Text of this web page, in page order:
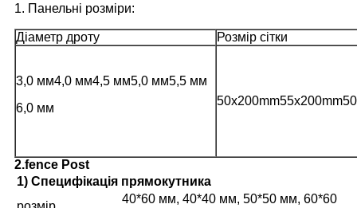
1. Панельні розміри:
Діаметр дроту Розмір сітки
3,0 мм4,0 мм4,5 мм5,0 мм5,5 мм
6,0 мм
2.fence Post
1) Специфікація прямокутника
40*60 мм, 40*40 мм, 50*50 мм, 60*60